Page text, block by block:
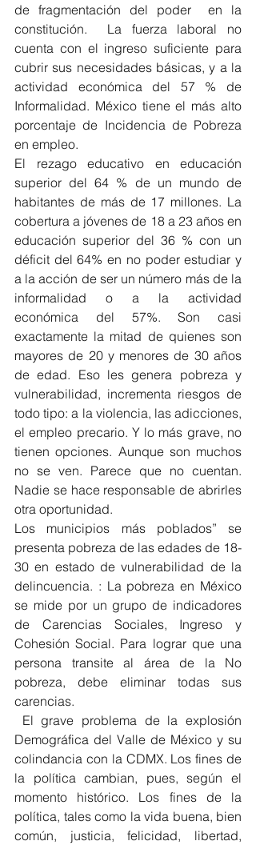
de fragmentación del poder  en la
constitución.  La fuerza laboral no
cuenta con el ingreso suficiente para
cubrir sus necesidades básicas, y a la
actividad económica del 57 % de
Informalidad. México tiene el más alto
porcentaje de Incidencia de Pobreza
en empleo.
El rezago educativo en educación
superior del 64 % de un mundo de
habitantes de más de 17 millones. La
cobertura a jóvenes de 18 a 23 años en
educación superior del 36 % con un
déficit del 64% en no poder estudiar y
a la acción de ser un número más de la
informalidad o a la actividad
económica del 57%. Son casi
exactamente la mitad de quienes son
mayores de 20 y menores de 30 años
de edad. Eso les genera pobreza y
vulnerabilidad, incrementa riesgos de
todo tipo: a la violencia, las adicciones,
el empleo precario. Y lo más grave, no
tienen opciones. Aunque son muchos
no se ven. Parece que no cuentan.
Nadie se hace responsable de abrirles
otra oportunidad.
Los municipios más poblados” se
presenta pobreza de las edades de 18-
30 en estado de vulnerabilidad de la
delincuencia. : La pobreza en México
se mide por un grupo de indicadores
de Carencias Sociales, Ingreso y
Cohesión Social. Para lograr que una
persona transite al área de la No
pobreza, debe eliminar todas sus
carencias.
El grave problema de la explosión
Demográfica del Valle de México y su
colindancia con la CDMX. Los fines de
la política cambian, pues, según el
momento histórico. Los fines de la
política, tales como la vida buena, bien
común, justicia, felicidad, libertad,